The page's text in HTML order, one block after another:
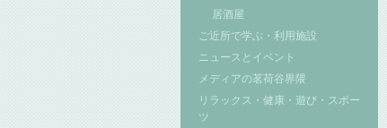
居酒屋
ご近所で学ぶ・利用施設
ニュースとイベント
メディアの茗荷谷界隈
リラックス・健康・遊び・スポー
ツ